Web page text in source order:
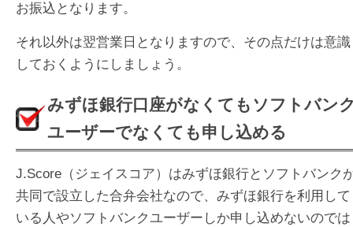
お振込となります。
それ以外は翌営業日となりますので、その点だけは意識
しておくようにしましょう。
みずほ銀行口座がなくてもソフトバン
ユーザーでなくても申し込める
J.Score（ジェイスコア）はみずほ銀行とソフトバンク
共同で設立した合弁会社なので、みずほ銀行を利用して
いる人やソフトバンクユーザーしか申し込めないのでは